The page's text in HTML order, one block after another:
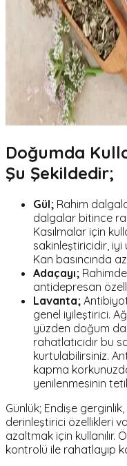
Doğumda
Şu Şekildedir;
Gül; Rahim
dalgalar bitince
Kasılmalar için
sakinleştiricidir, iyi
Kan basıncında
Adaçayı;
antidepresan
Lavanta;
genel iyileştirici.
yüzden doğum
rahatlatıcıdır bu
kurtulabilirsiniz.
kapma
yenilenmesinin
Günlük; Endişe
derinleştirici özellikleri
azaltmak için kullanılır.
kontrolü ile rahatlayıp